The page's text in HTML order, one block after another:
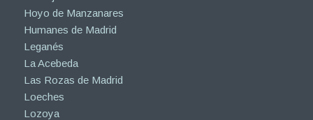
Hoyo de Manzanares
Humanes de Madrid
Leganés
La Acebeda
Las Rozas de Madrid
Loeches
Lozoya